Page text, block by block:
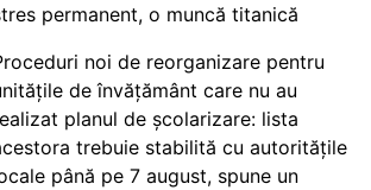
permanent, o muncă titanică
noi de reorganizare pentru
de învățământ care nu au
planul de școlarizare: lista
trebuie stabilită cu autoritățile
până pe 7 august, spune un